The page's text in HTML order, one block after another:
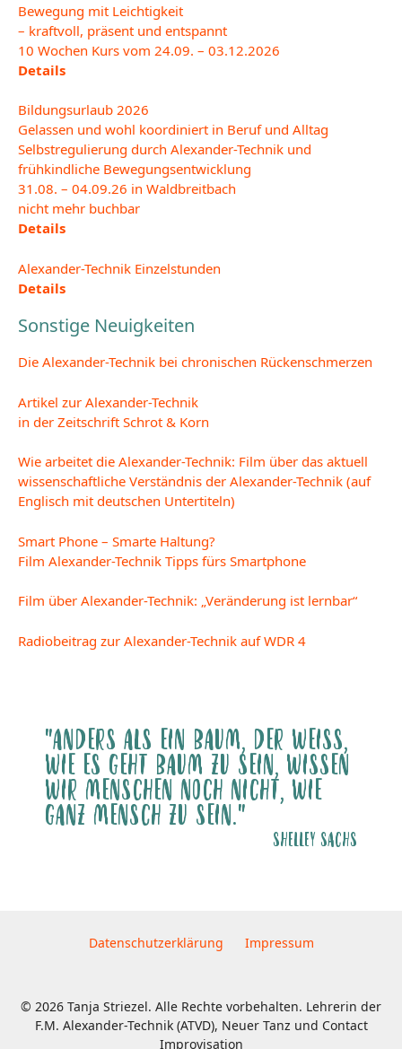
Bewegung mit Leichtigkeit
– kraftvoll, präsent und entspannt
10 Wochen Kurs vom 24.09. – 03.12.2026
Details
Bildungsurlaub 2026
Gelassen und wohl koordiniert in Beruf und Alltag
Selbstregulierung durch Alexander-Technik und
frühkindliche Bewegungsentwicklung
31.08. – 04.09.26 in Waldbreitbach
nicht mehr buchbar
Details
Alexander-Technik Einzelstunden
Details
Sonstige Neuigkeiten
Die Alexander-Technik bei chronischen Rückenschmerzen
Artikel zur Alexander-Technik
in der Zeitschrift Schrot & Korn
Wie arbeitet die Alexander-Technik: Film über das aktuell
wissenschaftliche Verständnis der Alexander-Technik (auf
Englisch mit deutschen Untertiteln)
Smart Phone – Smarte Haltung?
Film Alexander-Technik Tipps fürs Smartphone
Film über Alexander-Technik: „Veränderung ist lernbar“
Radiobeitrag zur Alexander-Technik auf WDR 4
"ANDERS ALS EIN BAUM, DER WEISS, W
IE ES GEHT BAUM ZU SEIN, WISSEN W
IR MENSCHEN NOCH NICHT, WIE G
ANZ MENSCH ZU SEIN."
SHELLEY SACHS
Datenschutzerklärung Impressum
© 2026 Tanja Striezel. Alle Rechte vorbehalten. Lehrerin der
F.M. Alexander-Technik (ATVD), Neuer Tanz und Contact
Improvisation